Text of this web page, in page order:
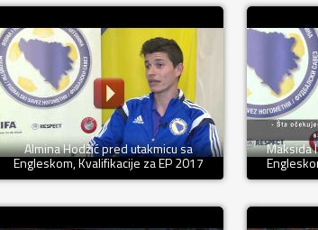
Almina Hodžić pred utakmicu sa
Engleskom, Kvalifikacije za EP 2017
Maksida